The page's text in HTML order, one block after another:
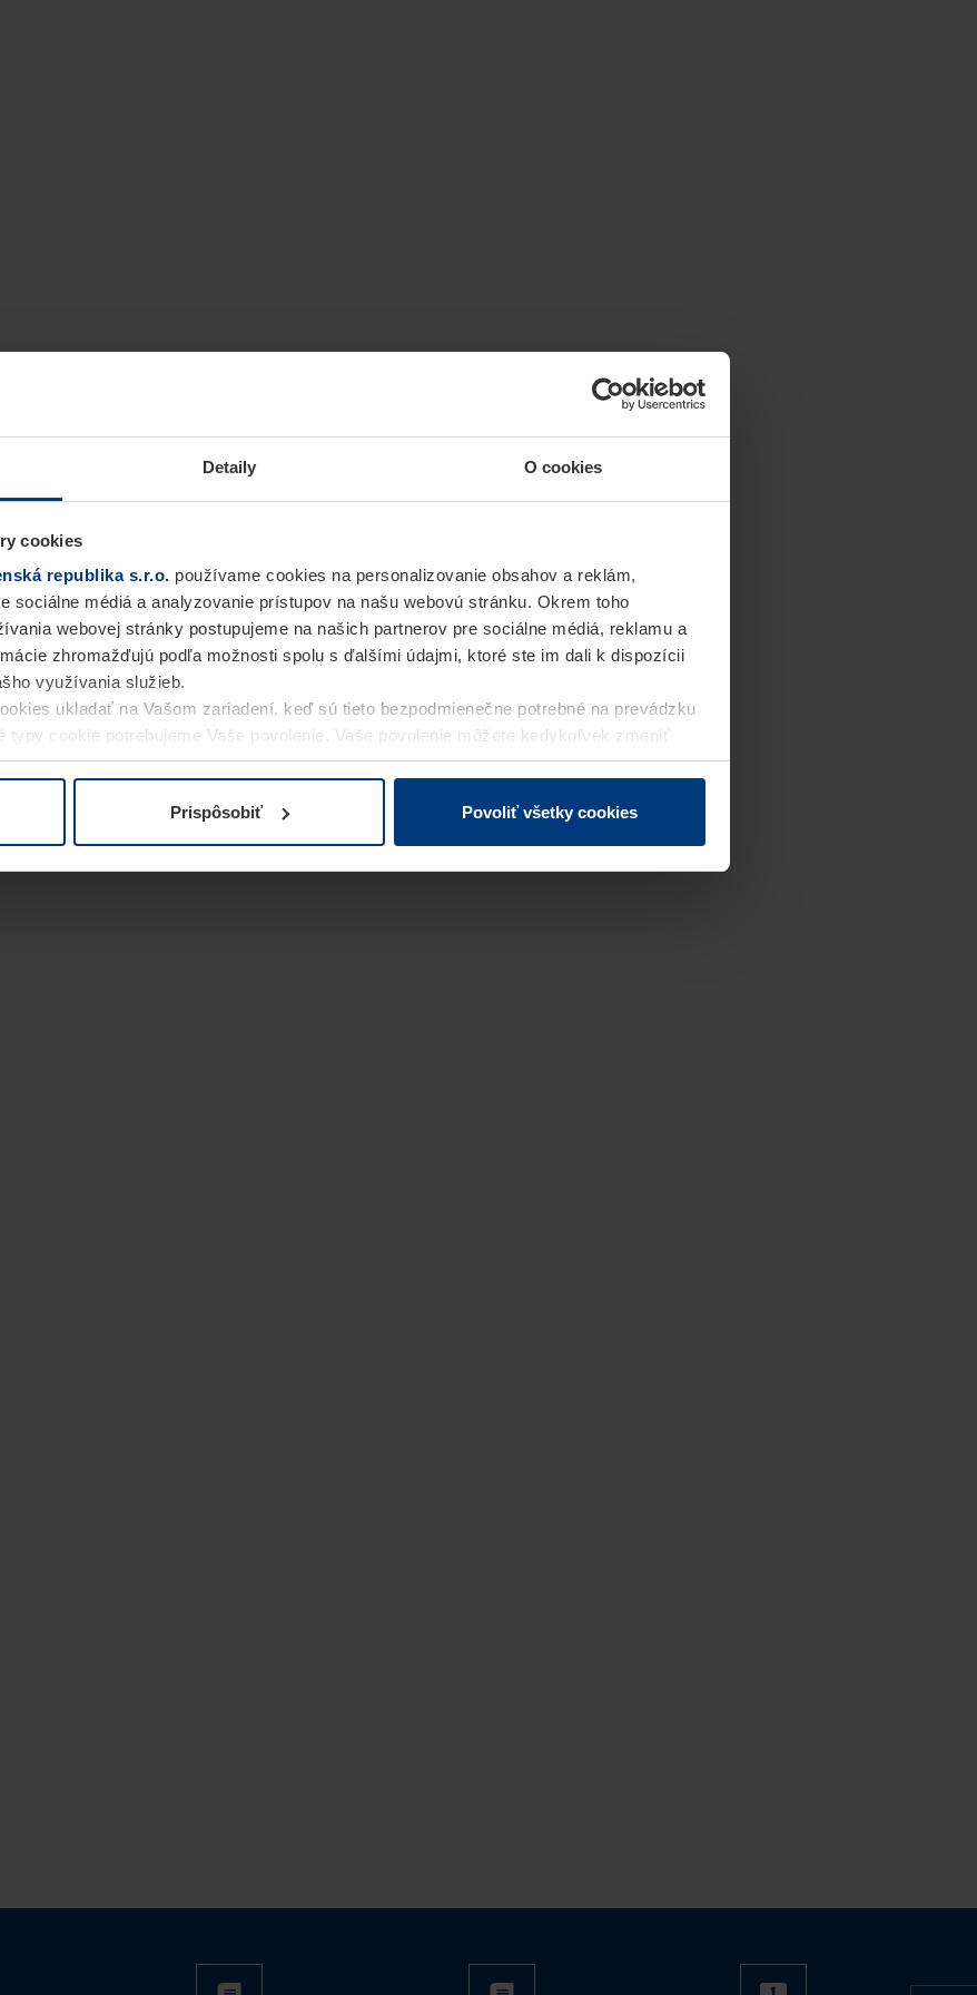
Detaily O cookies
cookies
republika s.r.o. používame cookies na personalizovanie obsahov a reklám,
sociálne médiá a analyzovanie prístupov na našu webovú stránku. Okrem toho
webovej stránky postupujeme na našich partnerov pre sociálne médiá, reklamu a
zhromažďujú podľa možnosti spolu s ďalšími údajmi, ktoré ste im dali k dispozícii
využívania služieb.
ukladať na Vašom zariadení, keď sú tieto bezpodmienečne potrebné na prevádzku
typy cookie potrebujeme Vaše povolenie. Vaše povolenie môžete kedykoľvek zmeniť
na stránkeVyhlásenie o ochrane osobných údajovnašej webovej stránky.
Prispôsobiť Povoliť všetky cookies